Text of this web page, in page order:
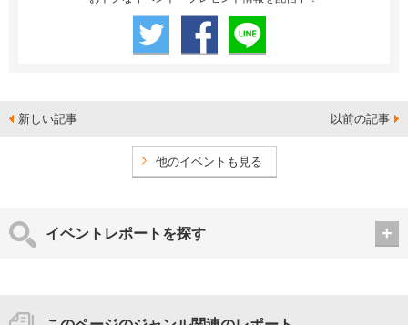
新しい記事 以前の記事
他のイベントも見る
イベントレポートを探す